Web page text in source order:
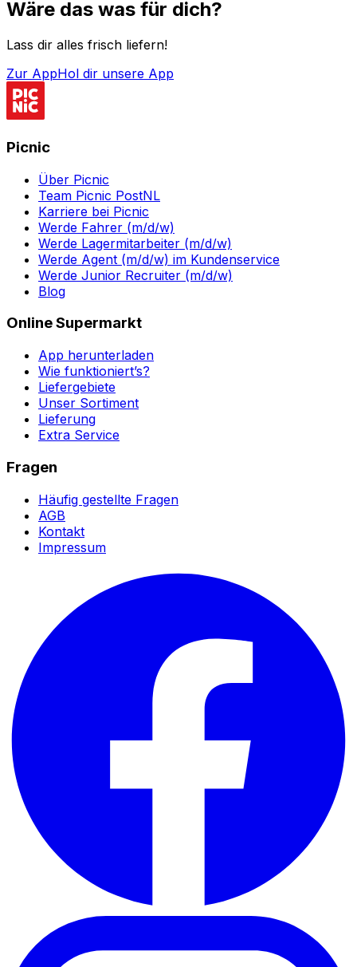
Wäre das was für dich?
Lass dir alles frisch liefern!
Zur AppHol dir unsere App
Picnic
Über Picnic
Team Picnic PostNL
Karriere bei Picnic
Werde Fahrer (m/d/w)
Werde Lagermitarbeiter (m/d/w)
Werde Agent (m/d/w) im Kundenservice
Werde Junior Recruiter (m/d/w)
Blog
Online Supermarkt
App herunterladen
Wie funktioniert’s?
Liefergebiete
Unser Sortiment
Lieferung
Extra Service
Fragen
Häufig gestellte Fragen
AGB
Kontakt
Impressum